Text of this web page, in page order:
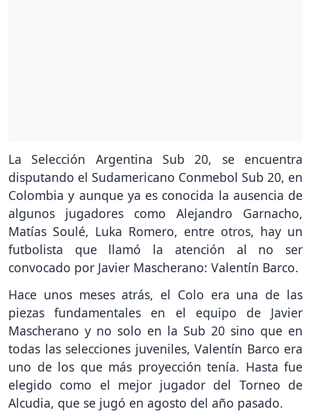
La Selección Argentina Sub 20, se encuentra
disputando el Sudamericano Conmebol Sub 20, en
Colombia y aunque ya es conocida la ausencia de
algunos jugadores como Alejandro Garnacho,
Matías Soulé, Luka Romero, entre otros, hay un
futbolista que llamó la atención al no ser
convocado por Javier Mascherano: Valentín Barco.
Hace unos meses atrás, el Colo era una de las
piezas fundamentales en el equipo de Javier
Mascherano y no solo en la Sub 20 sino que en
todas las selecciones juveniles, Valentín Barco era
uno de los que más proyección tenía. Hasta fue
elegido como el mejor jugador del Torneo de
Alcudia, que se jugó en agosto del año pasado.